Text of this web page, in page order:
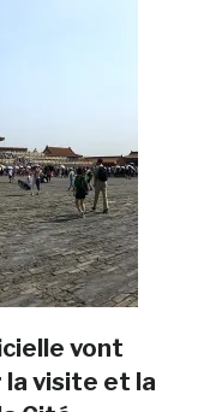
vont
visite et la